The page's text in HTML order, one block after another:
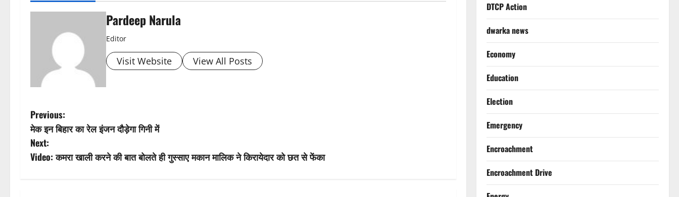
Pardeep Narula
Editor
Visit Website View All Posts
P
o
s
Previous:
मेक इन बिहार का रेल इंजन दौड़ेगा गिनी में
Next:
Video: कमरा खाली करने की बात बोलते ही गुस्साए मकान मालिक ने किरायेदार को छत से फेंका
DTCP Action
dwarka news
Economy
Education
Election
Emergency
Encroachment
Encroachment Drive